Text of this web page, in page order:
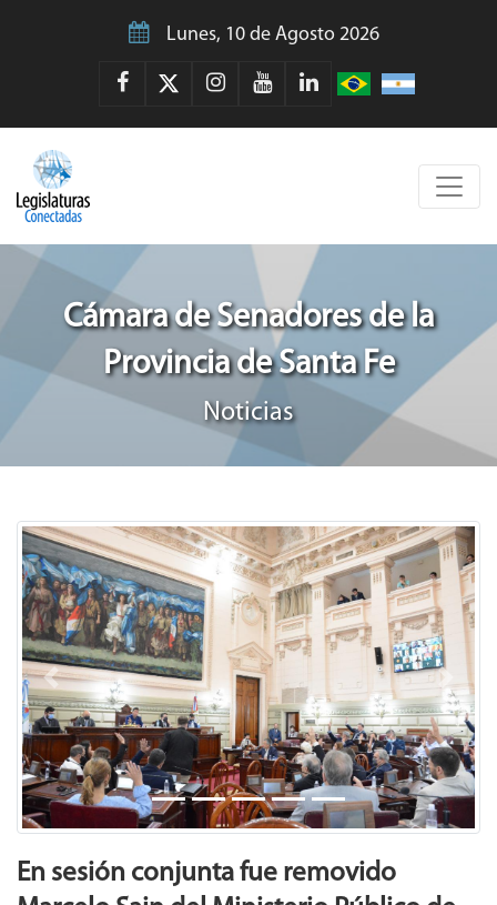
Lunes, 10 de Agosto 2026
Cámara de Senadores de la
Provincia de Santa Fe
Noticias
Previous Next
En sesión conjunta fue removido